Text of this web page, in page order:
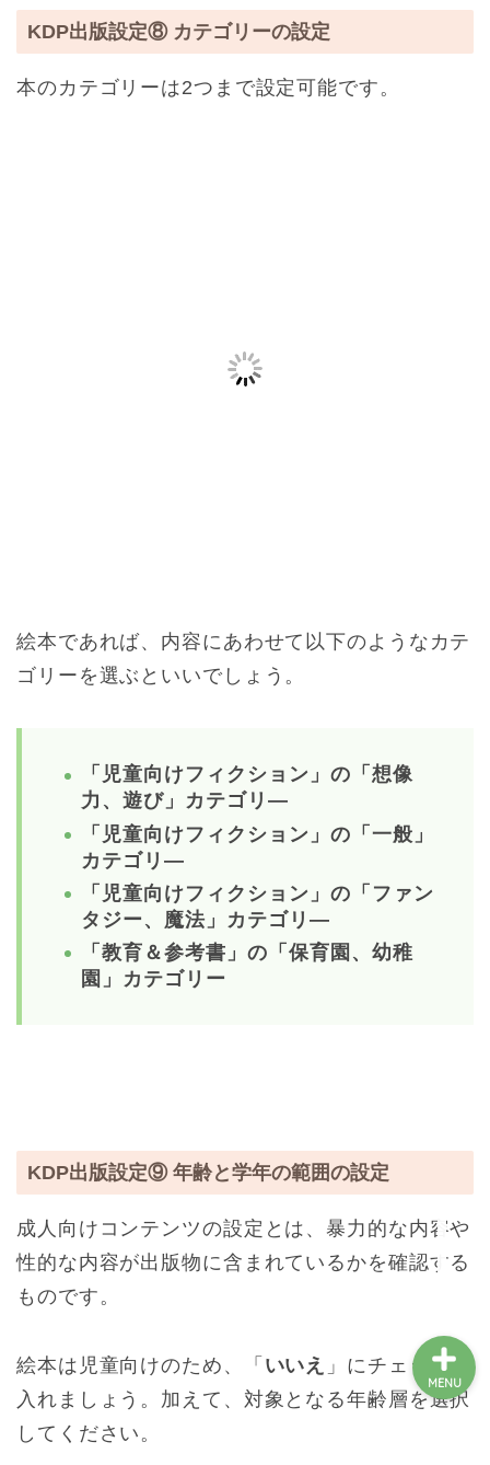
KDP出版設定⑧ カテゴリーの設定
本のカテゴリーは2つまで設定可能です。
絵本であれば、内容にあわせて以下のようなカテ
ゴリーを選ぶといいでしょう。
「児童向けフィクション」の「想像
力、遊び」カテゴリ―
「児童向けフィクション」の「一般」
カテゴリ―
「児童向けフィクション」の「ファン
タジー、魔法」カテゴリ―
「教育＆参考書」の「保育園、幼稚
園」カテゴリー
KDP出版設定⑨ 年齢と学年の範囲の設定
成人向けコンテンツの設定とは、暴力的な内容や
性的な内容が出版物に含まれているかを確認する
ものです。
絵本は児童向けのため、「 いいえ 」にチェックを
入れましょう。加えて、対象となる年齢層を選択
してください。
MENU
絵本をつくりたい方
支援をしたい方